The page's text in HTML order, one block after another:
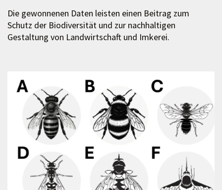
Die gewonnenen Daten leisten einen Beitrag zum
Schutz der Biodiversität und zur nachhaltigen
Gestaltung von Landwirtschaft und Imkerei.